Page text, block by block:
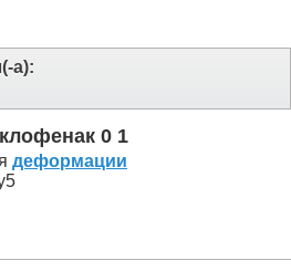
а):
0 1
деформации